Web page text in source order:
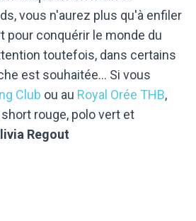
vous n'aurez plus qu'à enfiler
pour conquérir le monde du
toutefois, dans certains
est souhaitée... Si vous
Club ou au Royal Orée THB,
rouge, polo vert et
Regout